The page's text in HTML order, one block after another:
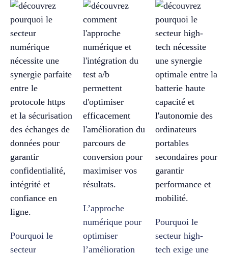
Pourquoi le
secteur
L’approche
numérique pour
optimiser
l’amélioration
Pourquoi le
secteur high-
tech exige une